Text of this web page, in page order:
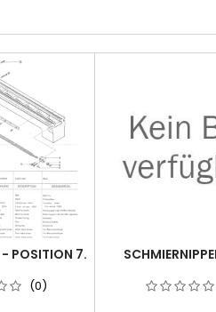
POSITION 7.
(0)